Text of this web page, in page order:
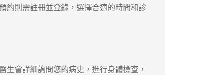
則需註冊並登錄，選擇合適的時間和診
生會詳細詢問您的病史，進行身體檢查，